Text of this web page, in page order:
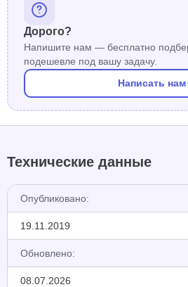
Дорого?
Напишите нам — бесплатно
подешевле под вашу задачу.
Написать нам
Технические данные
Опубликовано:
19.11.2019
Обновлено:
08.07.2026